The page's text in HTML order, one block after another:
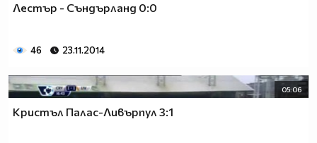
Лестър - Съндърланд 0:0
46 23.11.2014
05:06
Кристъл Палас-Ливърпул 3:1